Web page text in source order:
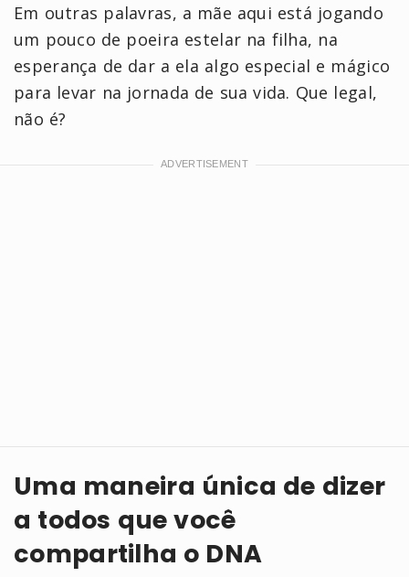
Em outras palavras, a mãe aqui está jogando
um pouco de poeira estelar na filha, na
esperança de dar a ela algo especial e mágico
para levar na jornada de sua vida. Que legal,
não é?
Uma maneira única de dizer
a todos que você
compartilha o DNA